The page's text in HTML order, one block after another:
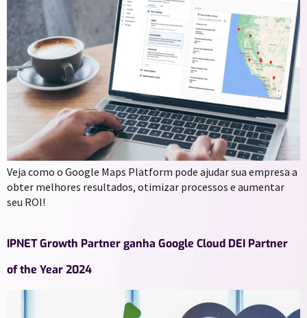
Veja como o Google Maps Platform pode ajudar sua empresa a
obter melhores resultados, otimizar processos e aumentar
seu ROI!
IPNET Growth Partner ganha Google Cloud DEI Partner
of the Year 2024